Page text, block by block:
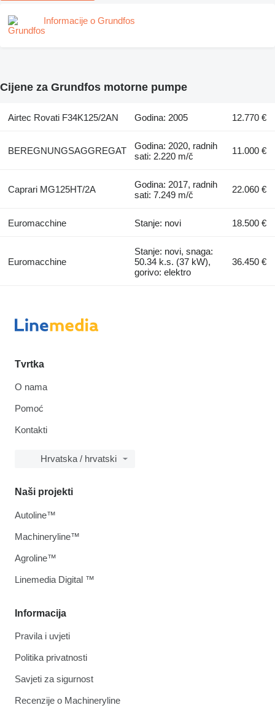
Informacije o Grundfos
Cijene za Grundfos motorne pumpe
Airtec Rovati F34K125/2AN Godina: 2005 12.770 €
BEREGNUNGSAGGREGAT
Godina: 2020, radnih
sati: 2.220 m/č
11.000 €
Caprari MG125HT/2A
Godina: 2017, radnih
sati: 7.249 m/č
22.060 €
Euromacchine Stanje: novi 18.500 €
Euromacchine
Stanje: novi, snaga:
50.34 k.s. (37 kW),
gorivo: elektro
36.450 €
Tvrtka
O nama
Pomoć
Kontakti
Hrvatska / hrvatski
Informacija
Pravila i uvjeti
Politika privatnosti
Savjeti za sigurnost
Recenzije o Machineryline
Naši projekti
Autoline™
Machineryline™
Agroline™
Linemedia Digital ™